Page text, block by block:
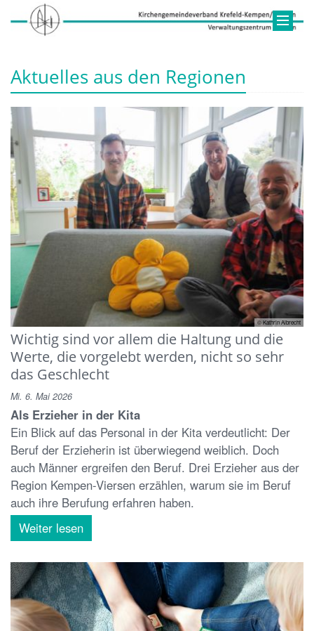
Aktuelles aus den Regionen
© Kathrin Albrecht
Wichtig sind vor allem die Haltung und die
Werte, die vorgelebt werden, nicht so sehr
das Geschlecht
Mi. 6. Mai 2026
Als Erzieher in der Kita
Ein Blick auf das Personal in der Kita verdeutlicht: Der
Beruf der Erzieherin ist überwiegend weiblich. Doch
auch Männer ergreifen den Beruf. Drei Erzieher aus der
Region Kempen-Viersen erzählen, warum sie im Beruf
auch ihre Berufung erfahren haben.
Weiter lesen